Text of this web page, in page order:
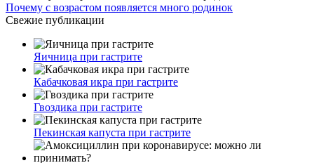
Почему с возрастом появляется много родинок
Свежие публикации
Яичница при гастрите
Кабачковая икра при гастрите
Гвоздика при гастрите
Пекинская капуста при гастрите